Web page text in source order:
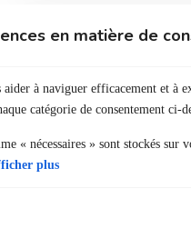
en matière de
à naviguer efficacement et à
catégorie de consentement ci-
« nécessaires » sont stockés
plus
BensrhirdansVisite
Rennes Terminal